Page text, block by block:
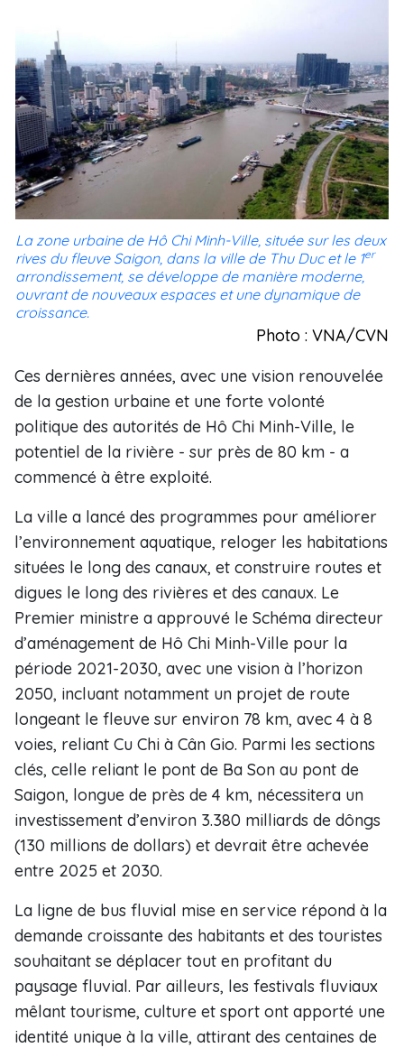
La zone urbaine de Hô Chi Minh-Ville, située sur les deux
rives du fleuve Saigon, dans la ville de Thu Duc et le 1er
arrondissement, se développe de manière moderne,
ouvrant de nouveaux espaces et une dynamique de
croissance.
Photo : VNA/CVN
Ces dernières années, avec une vision renouvelée
de la gestion urbaine et une forte volonté
politique des autorités de Hô Chi Minh-Ville, le
potentiel de la rivière - sur près de 80 km - a
commencé à être exploité.
La ville a lancé des programmes pour améliorer
l’environnement aquatique, reloger les habitations
situées le long des canaux, et construire routes et
digues le long des rivières et des canaux. Le
Premier ministre a approuvé le Schéma directeur
d’aménagement de Hô Chi Minh-Ville pour la
période 2021-2030, avec une vision à l’horizon
2050, incluant notamment un projet de route
longeant le fleuve sur environ 78 km, avec 4 à 8
voies, reliant Cu Chi à Cân Gio. Parmi les sections
clés, celle reliant le pont de Ba Son au pont de
Saigon, longue de près de 4 km, nécessitera un
investissement d’environ 3.380 milliards de dôngs
(130 millions de dollars) et devrait être achevée
entre 2025 et 2030.
La ligne de bus fluvial mise en service répond à la
demande croissante des habitants et des touristes
souhaitant se déplacer tout en profitant du
paysage fluvial. Par ailleurs, les festivals fluviaux
mêlant tourisme, culture et sport ont apporté une
identité unique à la ville, attirant des centaines de